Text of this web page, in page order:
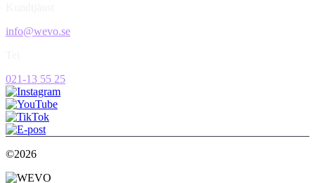
info@wevo.se
021-13 55 25
©2026